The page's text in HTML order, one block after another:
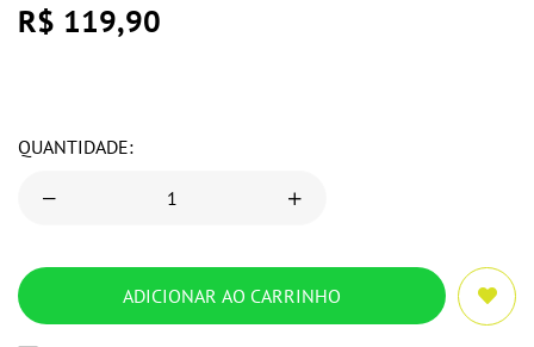
R$ 119,90
QUANTIDADE: